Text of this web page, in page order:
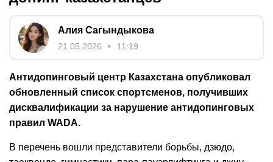
Алия Сагындыкова
21.05.2026 11:19
Антидопинговый центр Казахстана опубликовал
обновленный список спортсменов, получивших
дисквалификации за нарушение антидопинговых
правил WADA.
В перечень вошли представители борьбы, дзюдо,